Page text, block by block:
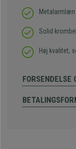
Solid
Høj kvalitet,
FORSENDELSE